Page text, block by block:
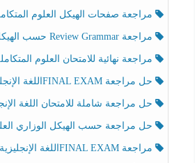
مراجعة صفحات الهيكل العلوم المتكاملة الصف
مراجعة Review Grammar حسب الهيكل اللغة الإنجليزية الصف الخامس الفصل الثالث
مراجعة نهائية للامتحان العلوم المتكاملة الصف
حل مراجعة FINAL EXAMاللغة الإنجليزية الصف الخامس الفصل الثالث
حل مراجعة شاملة للامتحان اللغة الإنجليزية
حل مراجعة حسب الهيكل الوزاري العلوم المتكاملة الصف
مراجعة FINAL EXAMاللغة الإنجليزية الصف الخامس الفصل الثالث